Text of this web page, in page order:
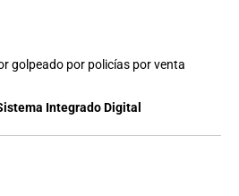
golpeado por policías por venta
Integrado Digital